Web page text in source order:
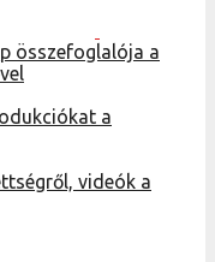
összefoglalója a
a
videók a